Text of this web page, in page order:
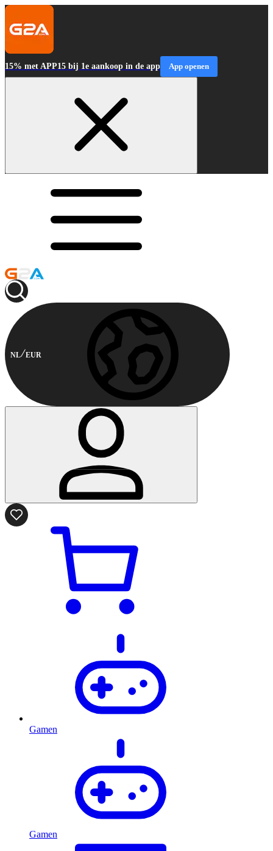
15% met APP15 bij 1e aankoop in de app App openen
NL EUR
Gamen
Gamen